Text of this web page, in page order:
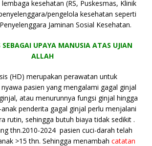
kesehatan (RS, Puskesmas, Klinik
pengelola kesehatan seperti
Jaminan Sosial Kesehatan.
SEBAGAI UPAYA MANUSIA ATAS UJIAN
ALLAH
(HD) merupakan perawatan untuk
pasien yang mengalami gagal ginjal
atau menurunnya fungsi ginjal hingga
penderita gagal ginjal perlu menjalani
rutin, sehingga butuh biaya tidak sedikit .
thn.2010-2024 pasien cuci-darah telah
>15 thn. Sehingga menambah catatan